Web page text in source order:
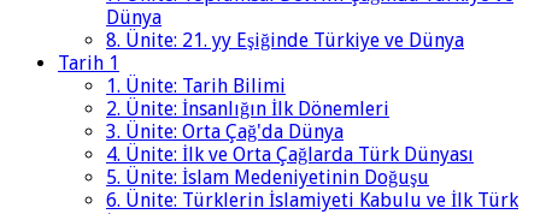
Dünya
8. Ünite: 21. yy Eşiğinde Türkiye ve Dünya
Tarih 1
1. Ünite: Tarih Bilimi
2. Ünite: İnsanlığın İlk Dönemleri
3. Ünite: Orta Çağ'da Dünya
4. Ünite: İlk ve Orta Çağlarda Türk Dünyası
5. Ünite: İslam Medeniyetinin Doğuşu
6. Ünite: Türklerin İslamiyeti Kabulu ve İlk Türk